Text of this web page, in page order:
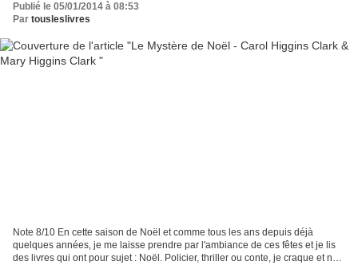
Publié le 05/01/2014 à 08:53
Par tousleslivres
Note 8/10 En cette saison de Noël et comme tous les ans depuis déjà
quelques années, je me laisse prendre par l'ambiance de ces fêtes et je lis
des livres qui ont pour sujet : Noël. Policier, thriller ou conte, je craque et ne